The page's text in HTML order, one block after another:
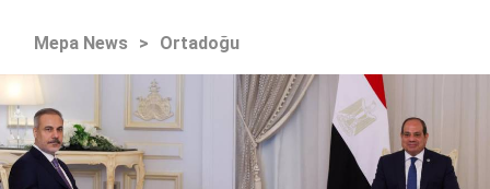
Mepa News > Ortadoğu